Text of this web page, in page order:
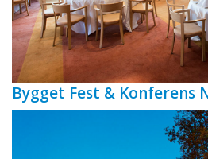
Bygget Fest & Konferens